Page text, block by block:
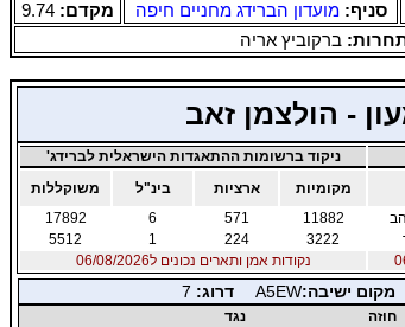
סניף:מועדון הברידג מחניים חיפה מקדם: 9.74
ברקוביץ אריה
- הולצמן זאב
ניקוד ברשומות ההתאגדות הישראלית לברידג'
מקומיות ארציות בינ"ל
משוקללות
11882
571
6
17892
3222
224
1
5512
נקודות אמן ותארים נכונים ל06/08/2026
מקום ישיבה:A5EW דרוג: 7
חוזה
נגד